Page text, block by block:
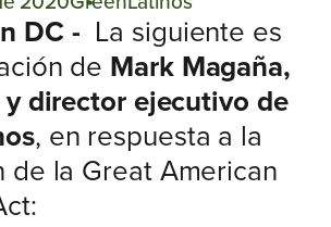
DC - La siguiente es
de Mark Magaña,
director ejecutivo de
, en respuesta a la
de la Great American